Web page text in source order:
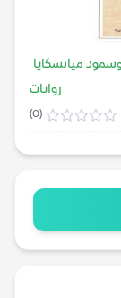
ميانسكايا
روايات
(0)